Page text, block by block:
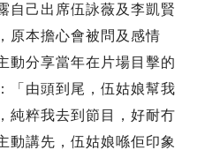
自己出席伍詠薇及李凱賢
原本擔心會被問及感情
動分享當年在片場目擊的
「由頭到尾，伍姑娘幫我
純粹我去到節目，好耐冇
講先，伍姑娘喺佢印象